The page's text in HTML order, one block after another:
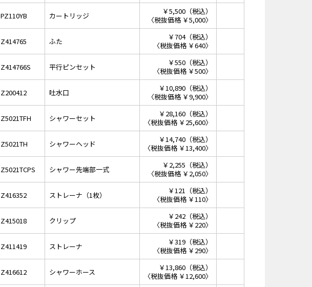
PZ110YB カートリッジ
￥5,500（税込）
〈税抜価格 ￥5,000〉
Z414765 ふた
￥704（税込）
〈税抜価格 ￥640〉
Z414766S 平行ピンセット
￥550（税込）
〈税抜価格 ￥500〉
Z200412 吐水口
￥10,890（税込）
〈税抜価格 ￥9,900〉
Z5021TFH シャワーセット
￥28,160（税込）
〈税抜価格 ￥25,600〉
Z5021TH シャワーヘッド
￥14,740（税込）
〈税抜価格 ￥13,400〉
Z5021TCPS シャワー先端部一式
￥2,255（税込）
〈税抜価格 ￥2,050〉
Z416352 ストレーナ（1枚）
￥121（税込）
〈税抜価格 ￥110〉
Z415018 クリップ
￥242（税込）
〈税抜価格 ￥220〉
Z411419 ストレーナ
￥319（税込）
〈税抜価格 ￥290〉
Z416612 シャワーホース
￥13,860（税込）
〈税抜価格 ￥12,600〉